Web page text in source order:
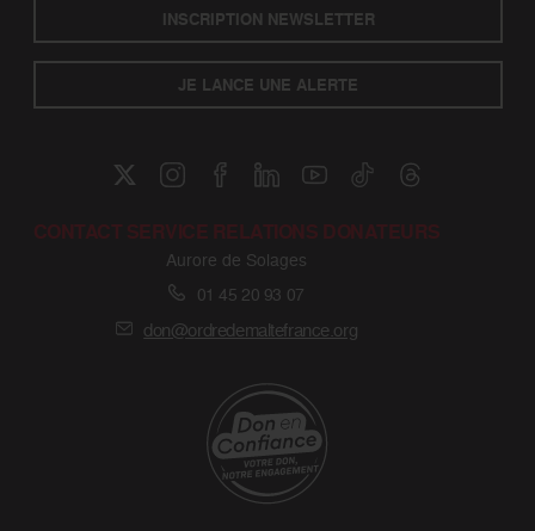
INSCRIPTION NEWSLETTER
JE LANCE UNE ALERTE
CONTACT SERVICE RELATIONS DONATEURS
Aurore de Solages
01 45 20 93 07
don@ordredemaltefrance.org